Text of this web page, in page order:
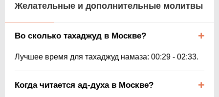
Желательные и дополнительные молитвы
Во сколько тахаджуд в Москве?
Лучшее время для тахаджуд намаза: 00:29 - 02:33.
Когда читается ад-духа в Москве?